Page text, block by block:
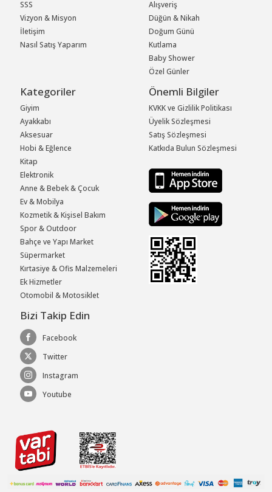
SSS
Vizyon & Misyon
İletişim
Nasıl Satış Yaparım
Alışveriş
Düğün & Nikah
Doğum Günü
Kutlama
Baby Shower
Özel Günler
Kategoriler
Giyim
Ayakkabı
Aksesuar
Hobi & Eğlence
Kitap
Elektronik
Anne & Bebek & Çocuk
Ev & Mobilya
Kozmetik & Kişisel Bakım
Spor & Outdoor
Bahçe ve Yapı Market
Süpermarket
Kırtasiye & Ofis Malzemeleri
Ek Hizmetler
Otomobil & Motosiklet
Önemli Bilgiler
KVKK ve Gizlilik Politikası
Üyelik Sözleşmesi
Satış Sözleşmesi
Katkıda Bulun Sözleşmesi
Bizi Takip Edin
Facebook
Twitter
Instagram
Youtube